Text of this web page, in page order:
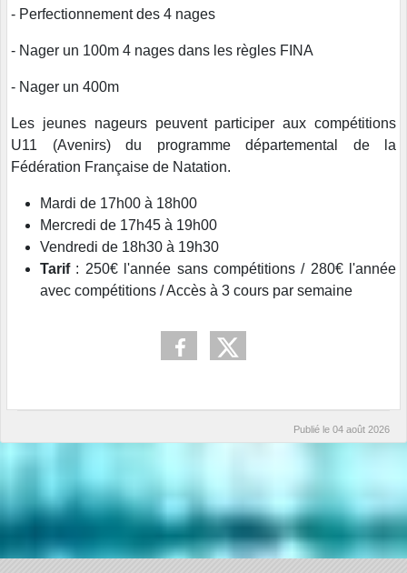
- Perfectionnement des 4 nages
- Nager un 100m 4 nages dans les règles FINA
- Nager un 400m
Les jeunes nageurs peuvent participer aux compétitions
U11 (Avenirs) du programme départemental de la
Fédération Française de Natation.
Mardi de 17h00 à 18h00
Mercredi de 17h45 à 19h00
Vendredi de 18h30 à 19h30
Tarif: 250€ l'année sans compétitions / 280€ l'année
avec compétitions / Accès à 3 cours par semaine
Publié le 04 août 2026